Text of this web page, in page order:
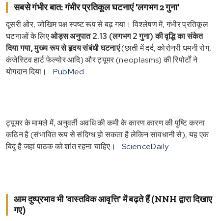
सबसे गंभीर बात: गंभीर प्रतिकूल घटनाएं 'लगभग 2 गुना'
दूसरी ओर, जोखिम पक्ष स्पष्ट रूप से बढ़ गया। विश्लेषण में, गंभीर प्रतिकूल
घटनाओं के लिएओड्स अनुपात 2.13 (लगभग 2 गुना)की वृद्धि का संकेत
दिया गया, मुख्य रूप सेहृदय संबंधी घटनाएं(छाती में दर्द, कोरोनरी धमनी रोग,
कंजेस्टिव हार्ट फेल्योर आदि) और ट्यूमर (neoplasms) की रिपोर्टों ने
योगदान दिया।
PubMed
ट्यूमर के मामले में, अनुवर्ती अवधि की कमी के कारण कारण की पुष्टि करना
कठिन है (संभावित रूप से संदिग्ध हो सकता है लेकिन सावधानी से), यह एक
बिंदु है जहां पाठक को शांत रहना चाहिए।
ScienceDaily
आम दुष्प्रभाव भी 'वास्तविक आवृत्ति' में बढ़ते हैं (NNH द्वारा दिखाए
गए)